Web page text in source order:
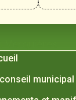
municipal